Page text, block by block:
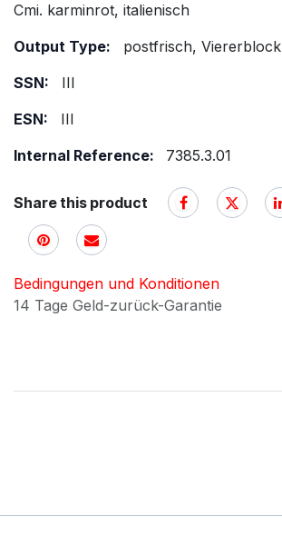
Cmi. karminrot, italienisch
Output Type:
postfrisch, Viererblock
SSN:
III
ESN:
III
Internal Reference:
7385.3.01
Share this product
Bedingungen und Konditionen
14 Tage Geld-zurück-Garantie